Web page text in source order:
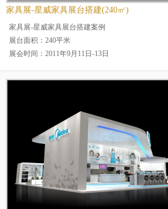
家具展-星威家具展台搭建(240㎡)
家具展-星威家具展台搭建案例
展台面积：240平米
展会时间：2011年9月11日-13日
展会地点：上海
展览场馆：上海浦东新国际博览
行业分类：家具展